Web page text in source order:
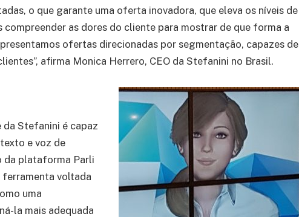
o que garante uma oferta inovadora, que eleva os níveis de
as dores do cliente para mostrar de que forma a
ofertas direcionadas por segmentação, capazes de
afirma Monica Herrero, CEO da Stefanini no Brasil.
Stefanini é capaz
e voz de
da plataforma Parli
ferramenta voltada
uma
la mais adequada